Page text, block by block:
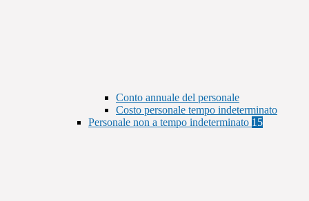
Conto annuale del personale
Costo personale tempo indeterminato
Personale non a tempo indeterminato 15